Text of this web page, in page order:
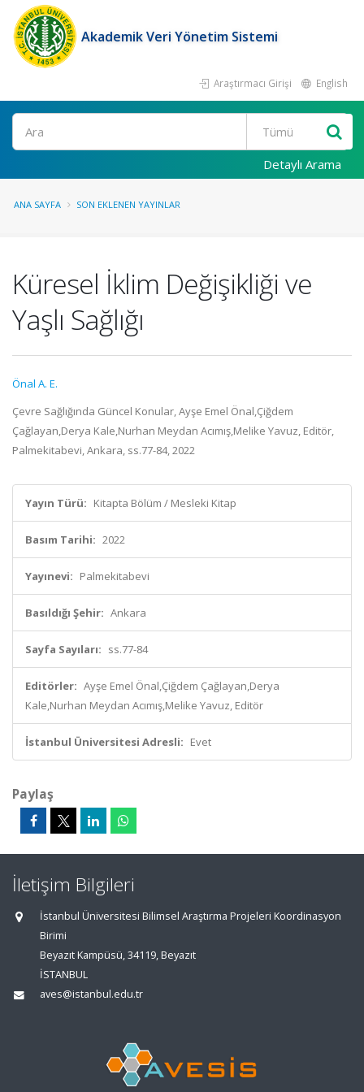
Akademik Veri Yönetim Sistemi
Araştırmacı Girişi English
Ara
Detaylı Arama
ANA SAYFA SON EKLENEN YAYINLAR
Küresel İklim Değişikliği ve
Yaşlı Sağlığı
Önal A. E.
Çevre Sağlığında Güncel Konular, Ayşe Emel Önal,Çiğdem
Çağlayan,Derya Kale,Nurhan Meydan Acımış,Melike Yavuz, Editör,
Palmekitabevi, Ankara, ss.77-84, 2022
Yayın Türü: Kitapta Bölüm / Mesleki Kitap
Basım Tarihi: 2022
Yayınevi: Palmekitabevi
Basıldığı Şehir: Ankara
Sayfa Sayıları: ss.77-84
Editörler: Ayşe Emel Önal,Çiğdem Çağlayan,Derya
Kale,Nurhan Meydan Acımış,Melike Yavuz, Editör
İstanbul Üniversitesi Adresli: Evet
Paylaş
İletişim Bilgileri
İstanbul Üniversitesi Bilimsel Araştırma Projeleri Koordinasyon
Birimi
Beyazıt Kampüsü, 34119, Beyazıt
İSTANBUL
aves@istanbul.edu.tr